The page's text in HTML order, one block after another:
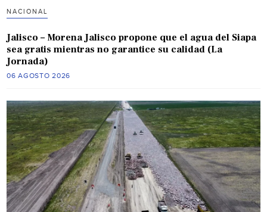
NACIONAL
Jalisco – Morena Jalisco propone que el agua del Siapa
sea gratis mientras no garantice su calidad (La
Jornada)
06 AGOSTO 2026